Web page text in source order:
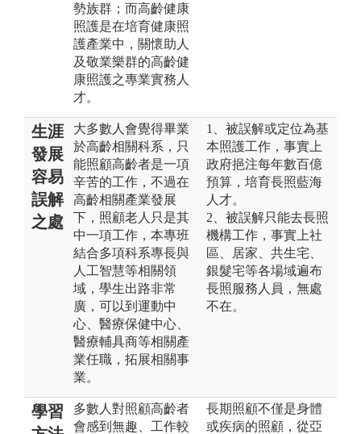
勢族群；而高齡健康
照護是在培育健康照
護產業中，關懷助人
及敬業樂群的高齡健
康照護之專業實務人
才。
生涯
發展
容易
誤解
之處
大多數人會覺得畢業
於高齡相關科系，只
能照顧高齡者是一項
辛苦的工作，不過在
高齡相關產業發展
下，照顧老人只是其
中一項工作，本專班
結合多項科系專長與
人工智慧等相關領
域，學生出路非常
廣，可以到運動中
心、醫療保健中心、
醫療輔具商等相關產
業任職，拓展相關事
業。
1、被誤解或定位為基
本照護工作，事實上
政府挹注每年數百億
預算，培育長照藍海
人才。
2、被誤解只能去長照
機構工作，事實上社
區、居家、共生宅、
銀髮宅等各場域遍布
長照服務人員，無處
不在。
學習
多數人對照顧高齡者
會感到無趣、工作較
長期照顧不僅是身體
或疾病的照顧，從亞